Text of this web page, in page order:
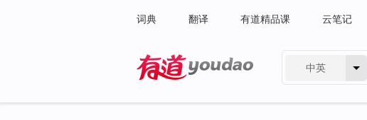
词典 翻译 有道精品课 云笔记
中英